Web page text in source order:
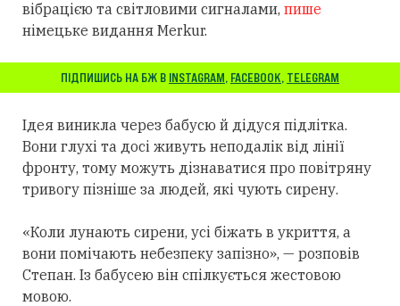
вібрацією та світловими сигналами, пише
німецьке видання Merkur.
ПІДПИШИСЬ НА БЖ В INSTAGRAM, FACEBOOK, TELEGRAM
Ідея виникла через бабусю й дідуся підлітка.
Вони глухі та досі живуть неподалік від лінії
фронту, тому можуть дізнаватися про повітряну
тривогу пізніше за людей, які чують сирену.
«Коли лунають сирени, усі біжать в укриття, а
вони помічають небезпеку запізно», — розповів
Степан. Із бабусею він спілкується жестовою
мовою.